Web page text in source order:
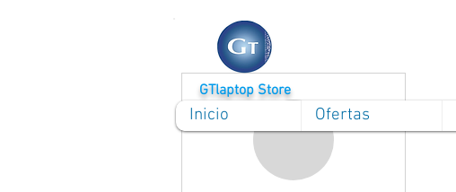
GTlaptop Store
Inicio
Ofertas
Más acciones